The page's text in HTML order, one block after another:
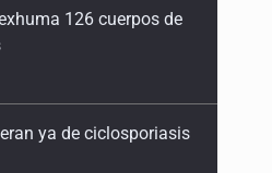
ya de ciclosporiasis
al Congreso de